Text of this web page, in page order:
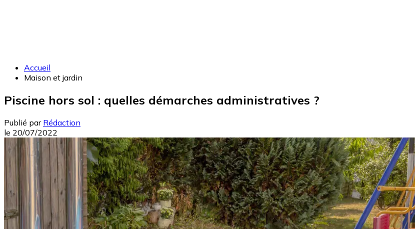
Accueil
Maison et jardin
Piscine hors sol : quelles démarches administratives ?
Publié par Rédaction
le 20/07/2022